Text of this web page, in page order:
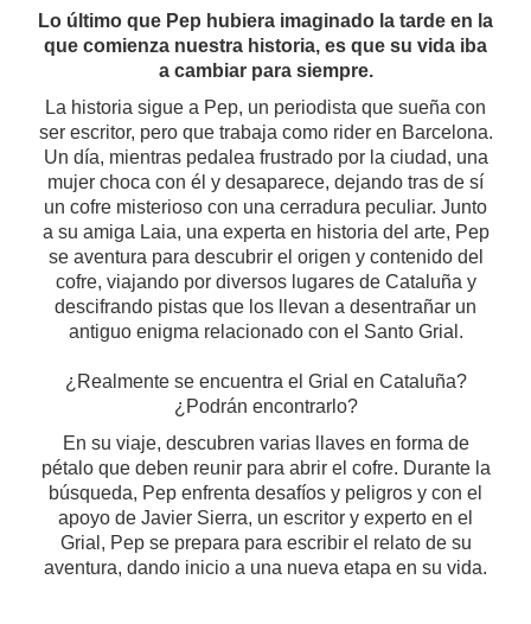
Lo último que Pep hubiera imaginado la tarde en la
que comienza nuestra historia, es que su vida iba
a cambiar para siempre.
La historia sigue a Pep, un periodista que sueña con
ser escritor, pero que trabaja como rider en Barcelona.
Un día, mientras pedalea frustrado por la ciudad, una
mujer choca con él y desaparece, dejando tras de sí
un cofre misterioso con una cerradura peculiar. Junto
a su amiga Laia, una experta en historia del arte, Pep
se aventura para descubrir el origen y contenido del
cofre, viajando por diversos lugares de Cataluña y
descifrando pistas que los llevan a desentrañar un
antiguo enigma relacionado con el Santo Grial.
¿Realmente se encuentra el Grial en Cataluña?
¿Podrán encontrarlo?​
En su viaje, descubren varias llaves en forma de
pétalo que deben reunir para abrir el cofre. Durante la
búsqueda, Pep enfrenta desafíos y peligros y con el
apoyo de Javier Sierra, un escritor y experto en el
Grial, Pep se prepara para escribir el relato de su
aventura, dando inicio a una nueva etapa en su vida.